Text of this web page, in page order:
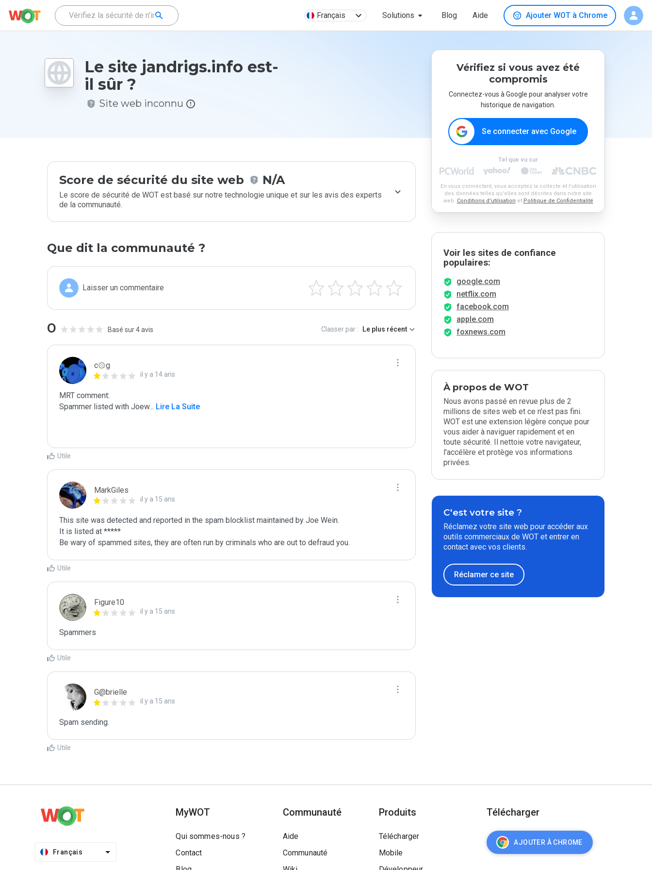
Français Solutions Blog Aide Ajouter WOT à Chrome
Le site jandrigs.info est-
il sûr ?
Site web inconnu
Score de sécurité du site web N/A
Le score de sécurité de WOT est basé sur notre technologie unique et sur les avis des experts
de la communauté.
Que dit la communauté ?
Laisser un commentaire
0 Basé sur 4 avis Classer par : Le plus récent
c۞g
il y a 14 ans
MRT comment:
Spammer listed with Joew... Lire La Suite
Utile
MarkGiles
il y a 15 ans
This site was detected and reported in the spam blocklist maintained by Joe Wein.
It is listed at *****
Be wary of spammed sites, they are often run by criminals who are out to defraud you.
Utile
Figure10
il y a 15 ans
Spammers
Utile
G@brielle
il y a 15 ans
Spam sending.
Utile
Vérifiez si vous avez été
compromis
Connectez-vous à Google pour analyser votre
historique de navigation.
Se connecter avec Google
Tel que vu sur
En vous connectant, vous acceptez la collecte et l'utilisation
des données telles qu'elles sont décrites dans notre site
web. Conditions d'utilisation et Politique de Confidentialité
Voir les sites de confiance
populaires:
google.com
netflix.com
facebook.com
apple.com
foxnews.com
À propos de WOT
Nous avons passé en revue plus de 2
millions de sites web et ce n'est pas fini.
WOT est une extension légère conçue pour
vous aider à naviguer rapidement et en
toute sécurité. Il nettoie votre navigateur,
l'accélère et protège vos informations
privées.
C'est votre site ?
Réclamez votre site web pour accéder aux
outils commerciaux de WOT et entrer en
contact avec vos clients.
Réclamer ce site
Français
MyWOT
Qui sommes-nous ?
Contact
Communauté
Aide
Communauté
Produits
Télécharger
Mobile
Télécharger
AJOUTER À CHROME